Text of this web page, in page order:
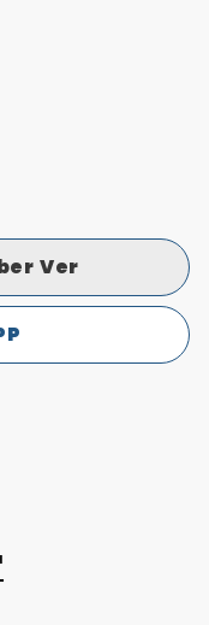
Ver